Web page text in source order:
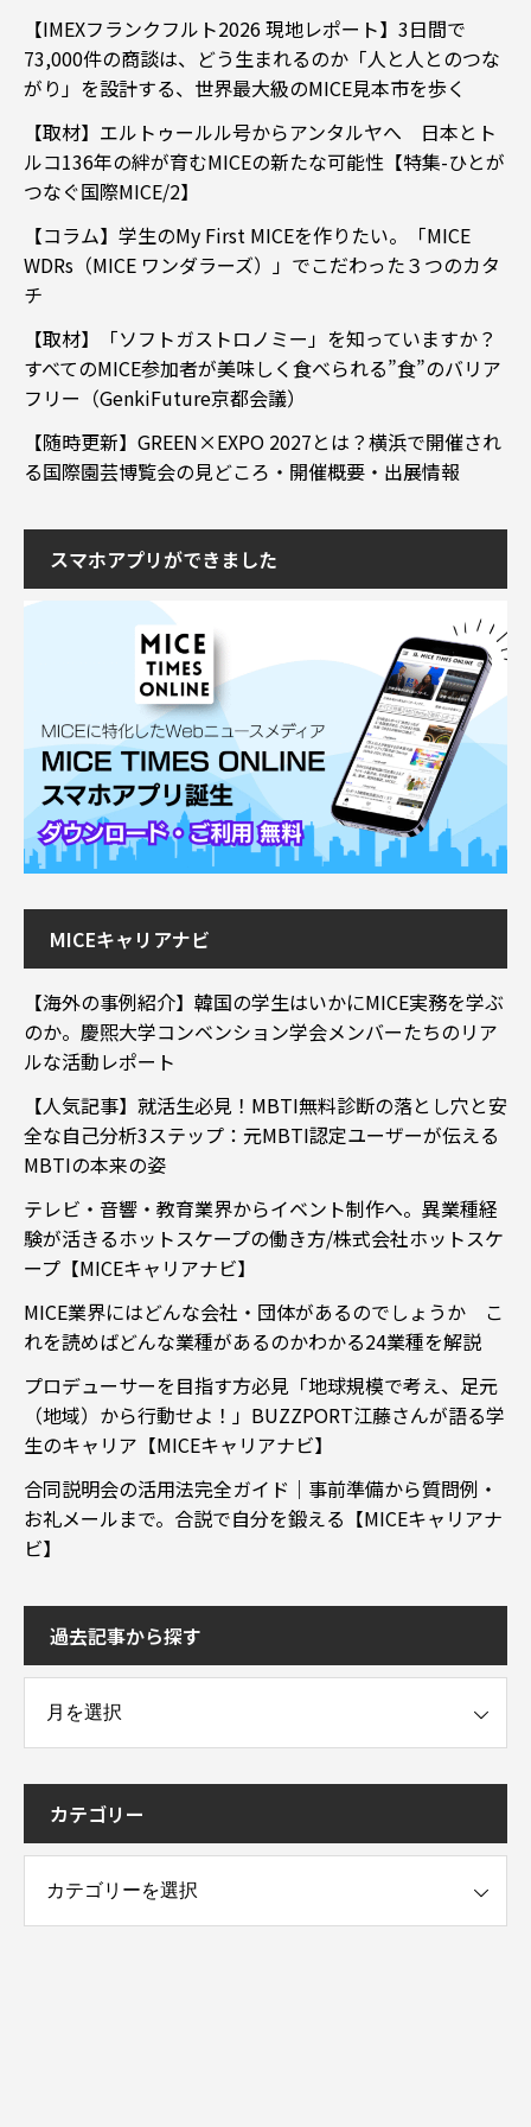
【IMEXフランクフルト2026 現地レポート】3日間で
73,000件の商談は、どう生まれるのか「人と人とのつな
がり」を設計する、世界最大級のMICE見本市を歩く
【取材】エルトゥールル号からアンタルヤへ 日本とト
ルコ136年の絆が育むMICEの新たな可能性【特集-ひとが
つなぐ国際MICE/2】
【コラム】学生のMy First MICEを作りたい。「MICE
WDRs（MICE ワンダラーズ）」でこだわった３つのカタ
チ
【取材】「ソフトガストロノミー」を知っていますか？
すべてのMICE参加者が美味しく食べられる”食”のバリア
フリー（GenkiFuture京都会議）
【随時更新】GREEN×EXPO 2027とは？横浜で開催され
る国際園芸博覧会の見どころ・開催概要・出展情報
スマホアプリができました
MICEキャリアナビ
【海外の事例紹介】韓国の学生はいかにMICE実務を学ぶ
のか。慶煕大学コンベンション学会メンバーたちのリア
ルな活動レポート
【人気記事】就活生必見！MBTI無料診断の落とし穴と安
全な自己分析3ステップ：元MBTI認定ユーザーが伝える
MBTIの本来の姿
テレビ・音響・教育業界からイベント制作へ。異業種経
験が活きるホットスケープの働き方/株式会社ホットスケ
ープ【MICEキャリアナビ】
MICE業界にはどんな会社・団体があるのでしょうか こ
れを読めばどんな業種があるのかわかる24業種を解説
プロデューサーを目指す方必見「地球規模で考え、足元
（地域）から行動せよ！」BUZZPORT江藤さんが語る学
生のキャリア【MICEキャリアナビ】
合同説明会の活用法完全ガイド｜事前準備から質問例・
お礼メールまで。合説で自分を鍛える【MICEキャリアナ
ビ】
過去記事から探す
カテゴリー